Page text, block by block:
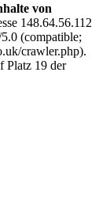
von
148.64.56.112
(compatible;
crawler.php).
Platz 19 der